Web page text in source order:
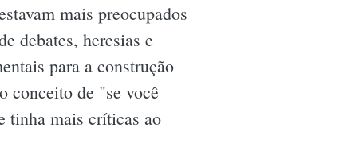
mais preocupados
debates, heresias e
para a construção
conceito de "se você
tinha mais críticas ao